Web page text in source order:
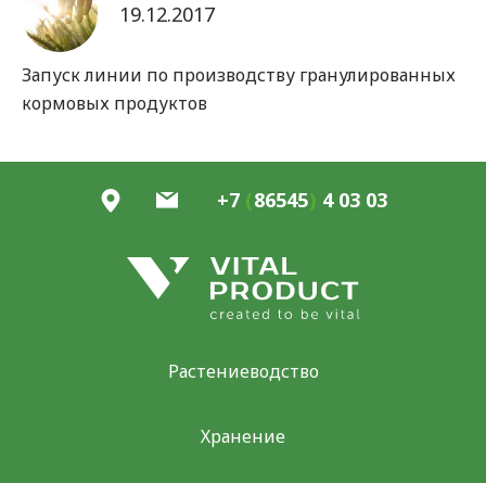
19.12.2017
Запуск линии по производству гранулированных
кормовых продуктов
Растениеводство
Хранение
+7 (86545) 4 03 03